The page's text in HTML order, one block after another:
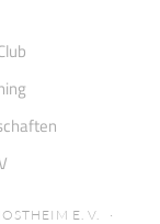
E. V. ·